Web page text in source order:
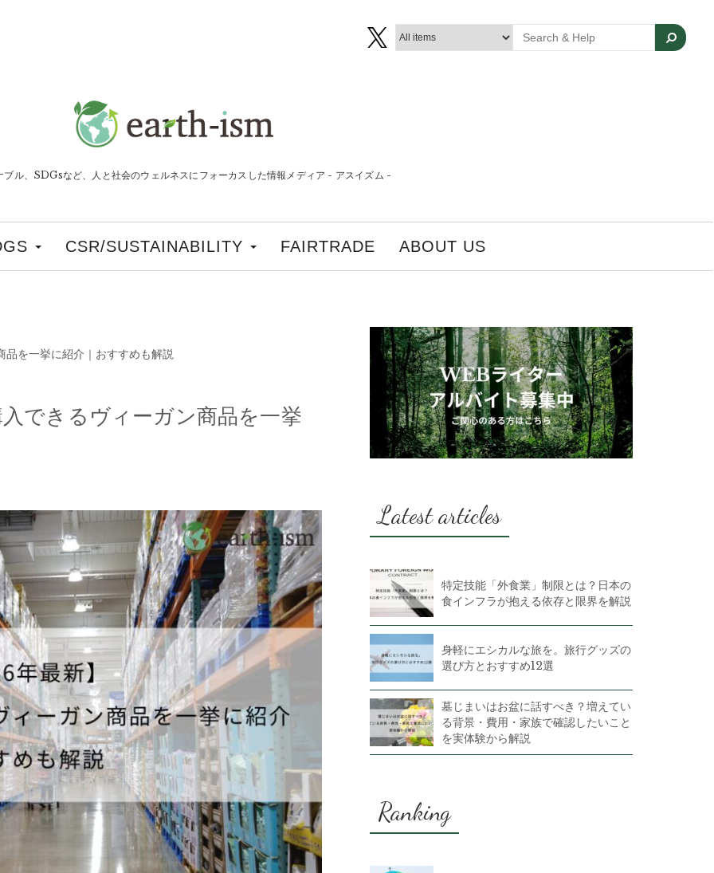
ブル、SDGsなど、人と社会のウェルネスにフォーカスした情報メディア - アスイズム -
CSR/SUSTAINABILITY FAIRTRADE ABOUT US
を一挙に紹介｜おすすめも解説
できるヴィーガン商品を一挙
Latest articles
特定技能「外食業」制限とは？日本の
食インフラが抱える依存と限界を解説
身軽にエシカルな旅を。旅行グッズの
選び方とおすすめ12選
墓じまいはお盆に話すべき？増えてい
る背景・費用・家族で確認したいこと
を実体験から解説
Ranking